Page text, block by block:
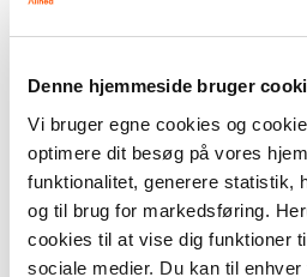
Denne hjemmeside bruger
Vi bruger egne cookies og
optimere dit besøg på vores
funktionalitet, generere statistik,
og til brug for markedsføring.
cookies til at vise dig funktioner
sociale medier. Du kan til
Fri leg med Alineas læremidler —
Er du og dine kollegaer på jagt efter et nyt
læremidler eller en ny serie til at supplere
I mulighed for at gå på opdagelse og blive
en gratis digital gennemsynspakke på
til alle grundbøger og lærervejledninger til